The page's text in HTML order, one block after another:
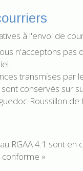
à l'envoi de
n'acceptons
transmises par
conservés sur
Roussillon
RGAA 4.1 sont
conforme »